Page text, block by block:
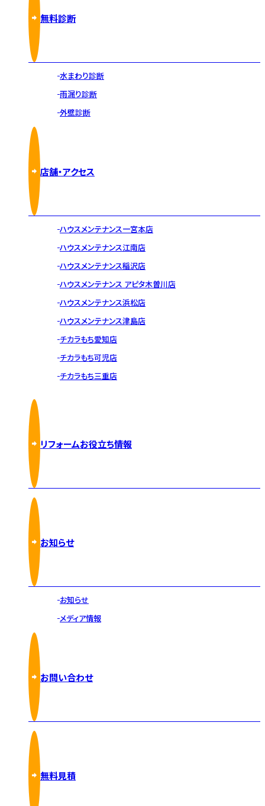
無料診断
水まわり診断
雨漏り診断
外壁診断
店舗・アクセス
ハウスメンテナンス一宮本店
ハウスメンテナンス江南店
ハウスメンテナンス稲沢店
ハウスメンテナンス アピタ木曽川店
ハウスメンテナンス浜松店
ハウスメンテナンス津島店
チカラもち愛知店
チカラもち可児店
チカラもち三重店
リフォームお役立ち情報
お知らせ
お知らせ
メディア情報
お問い合わせ
無料見積